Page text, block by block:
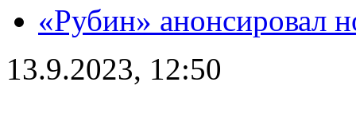
«Рубин» анонсировал
13.9.2023, 12:50